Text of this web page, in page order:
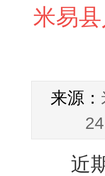
米易
来源：
24
近期